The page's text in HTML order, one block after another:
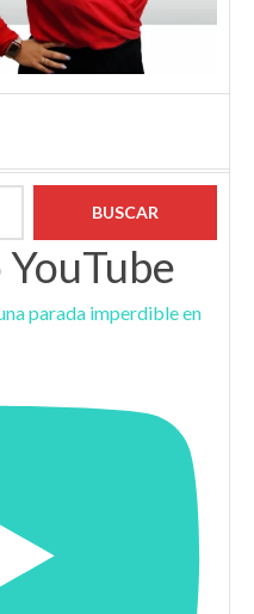
parada imperdible en